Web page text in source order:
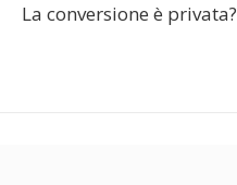
La conversione è privata?